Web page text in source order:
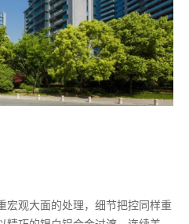
宏观大面的处理，细节把控同样重